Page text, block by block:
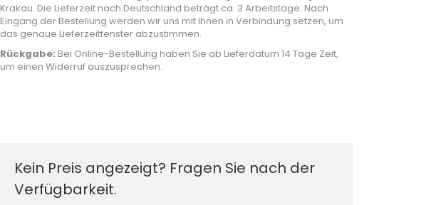
Krakau. Die Lieferzeit nach Deutschland beträgt ca. 3 Arbeitstage. Nach
Eingang der Bestellung werden wir uns mit Ihnen in Verbindung setzen, um
das genaue Lieferzeitfenster abzustimmen.
Rückgabe: Bei Online-Bestellung haben Sie ab Lieferdatum 14 Tage Zeit,
um einen Widerruf auszusprechen.
Kein Preis angezeigt? Fragen Sie nach der
Verfügbarkeit.